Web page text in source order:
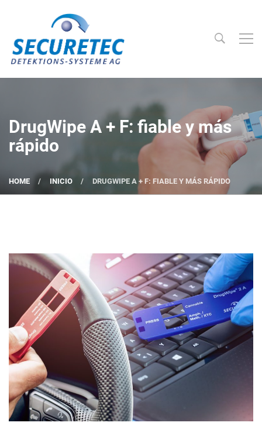
DrugWipe A + F: fiable y más
rápido
HOME INICIO DRUGWIPE A + F: FIABLE Y MÁS RÁPIDO